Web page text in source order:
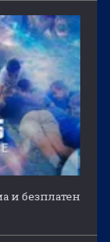
и безплатен